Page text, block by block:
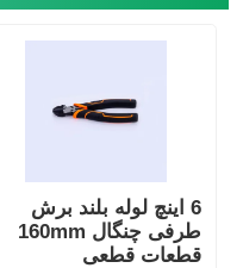
درخواست نقل قول
چنگال های برش جانبی
6 اینچ لوله بلند برش
طرفی چنگال 160mm
قطعات قطعی